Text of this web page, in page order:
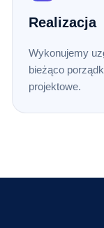
Realizacja
Wykonujemy
bieżąco
projektowe.